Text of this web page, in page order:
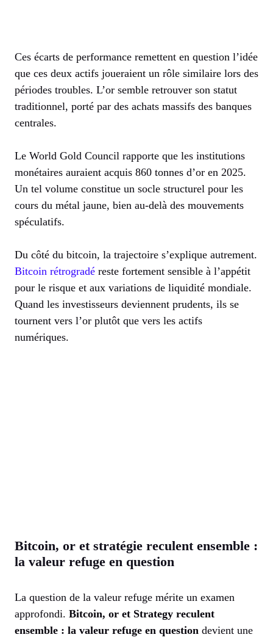
Ces écarts de performance remettent en question l’idée
que ces deux actifs joueraient un rôle similaire lors des
périodes troubles. L’or semble retrouver son statut
traditionnel, porté par des achats massifs des banques
centrales.
Le World Gold Council rapporte que les institutions
monétaires auraient acquis 860 tonnes d’or en 2025.
Un tel volume constitue un socle structurel pour les
cours du métal jaune, bien au-delà des mouvements
spéculatifs.
Du côté du bitcoin, la trajectoire s’explique autrement.
Bitcoin rétrogradé reste fortement sensible à l’appétit
pour le risque et aux variations de liquidité mondiale.
Quand les investisseurs deviennent prudents, ils se
tournent vers l’or plutôt que vers les actifs
numériques.
Bitcoin, or et stratégie reculent ensemble :
la valeur refuge en question
La question de la valeur refuge mérite un examen
approfondi. Bitcoin, or et Strategy reculent
ensemble : la valeur refuge en question devient une